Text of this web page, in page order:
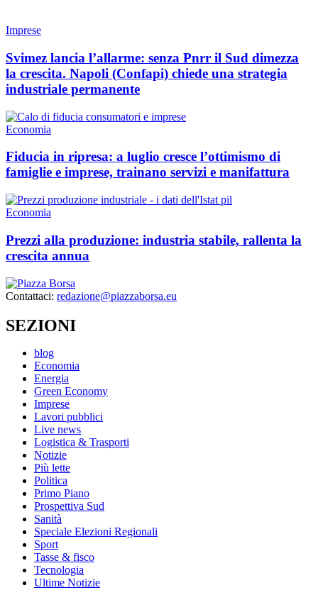
Imprese
Svimez lancia l’allarme: senza Pnrr il Sud dimezza
la crescita. Napoli (Confapi) chiede una strategia
industriale permanente
Economia
Fiducia in ripresa: a luglio cresce l’ottimismo di
famiglie e imprese, trainano servizi e manifattura
Economia
Prezzi alla produzione: industria stabile, rallenta la
crescita annua
Contattaci: redazione@piazzaborsa.eu
SEZIONI
blog
Economia
Energia
Green Economy
Imprese
Lavori pubblici
Live news
Logistica & Trasporti
Notizie
Più lette
Politica
Primo Piano
Prospettiva Sud
Sanità
Speciale Elezioni Regionali
Sport
Tasse & fisco
Tecnologia
Ultime Notizie